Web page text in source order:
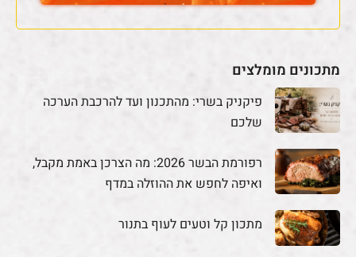
מתכונים מומלצים
פיקניק בשרי: מהתכנון ועד להרכבת הערכה
שלכם
רפורמת הבשר 2026: מה הצרכן באמת מקבל,
ואיפה לחפש את ההוזלה במדף
מתכון קל וטעים לעוף בתנור